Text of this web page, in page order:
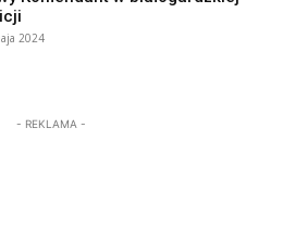
2024
- REKLAMA -